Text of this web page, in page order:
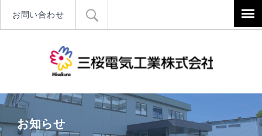
お問い合わせ
お知らせ